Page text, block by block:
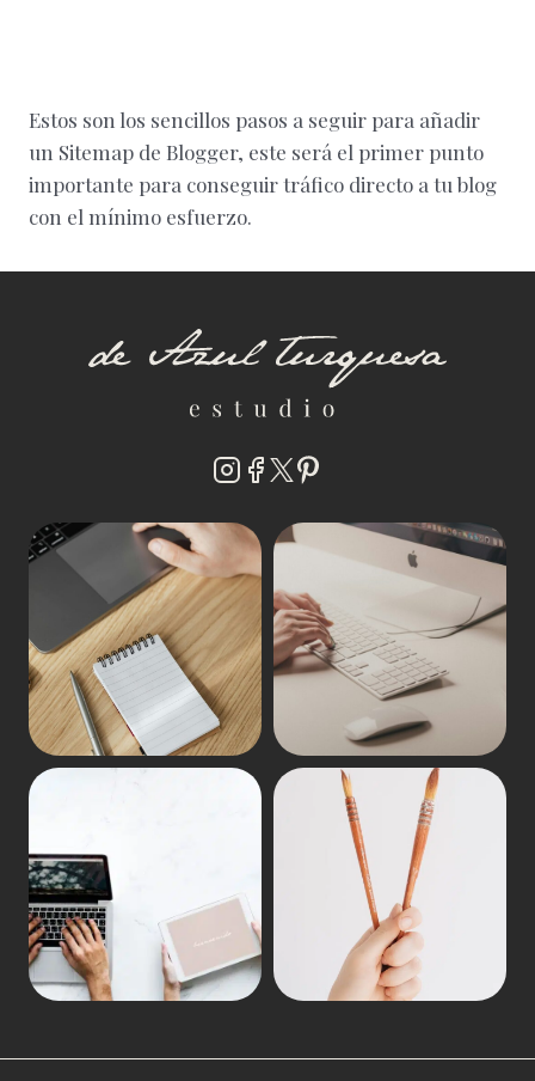
Estos son los sencillos pasos a seguir para añadir
un Sitemap de Blogger, este será el primer punto
importante para conseguir tráfico directo a tu blog
con el mínimo esfuerzo.